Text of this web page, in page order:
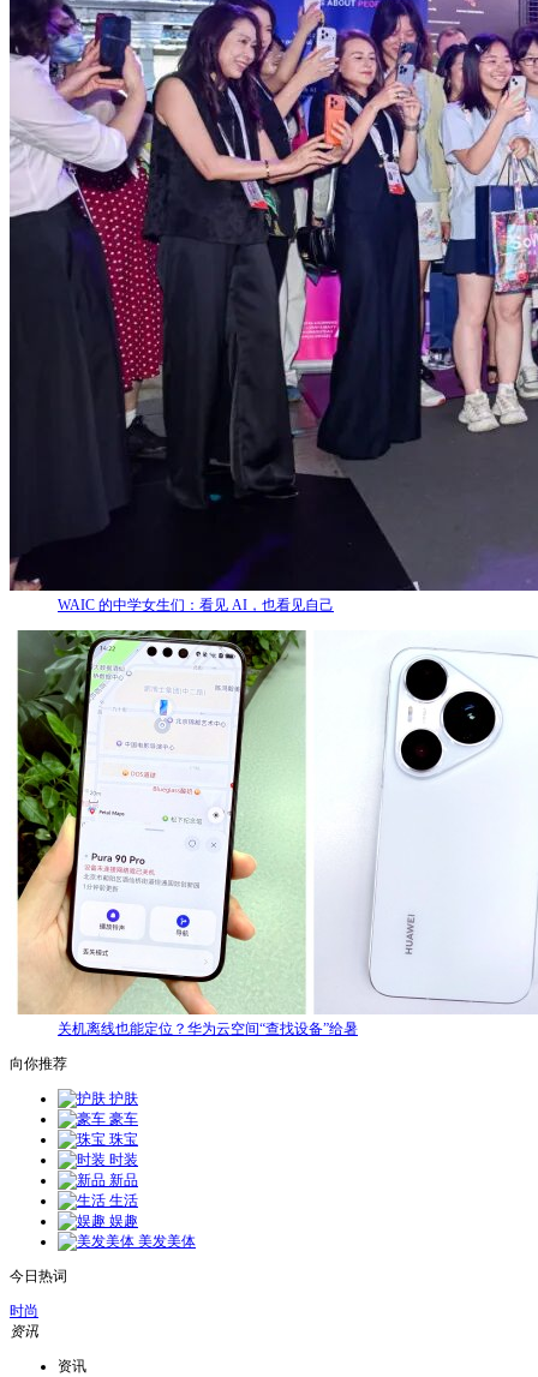
WAIC 的中学女生们：看见 AI，也看见自己
关机离线也能定位？华为云空间“查找设备”给暑
向你推荐
护肤
豪车
珠宝
时装
新品
生活
娱趣
美发美体
今日热词
时尚
资讯
资讯